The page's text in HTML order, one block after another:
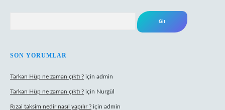
SON YORUMLAR
Tarkan Hüp ne zaman çıktı ? için admin
Tarkan Hüp ne zaman çıktı ? için Nurgül
Rızai taksim nedir nasıl yapılır ? için admin